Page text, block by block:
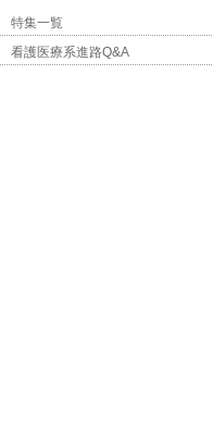
特集一覧
看護医療系進路Q&A